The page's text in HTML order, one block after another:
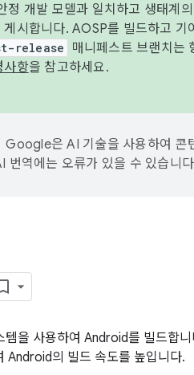
정 개발 모델과 일치하고 생태계
시합니다. AOSP를 빌드하고 기
release
매니페스트 브랜치는
사항을 참고하세요.
Google은 AI 기술을 사용하여 콘
번역에는 오류가 있을 수 있습니
템을 사용하여 Android를 빌드합
Android의 빌드 속도를 높입니다.